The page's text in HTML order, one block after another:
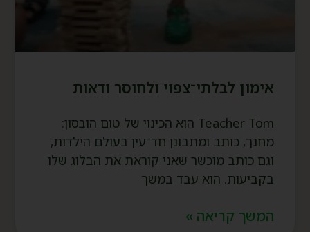
אימון לבלתי־צפוי ולחוסר ודאות
Teacher Tom הוא הכינוי של טום הובסון:
מחנך, כותב ומתבונן חד־עין בעולם הילדות,
וגם כותב מוכשר שאני קוראת את הבלוג שלו
בקביעות. הוא עבד במשך
המשך קריאה »